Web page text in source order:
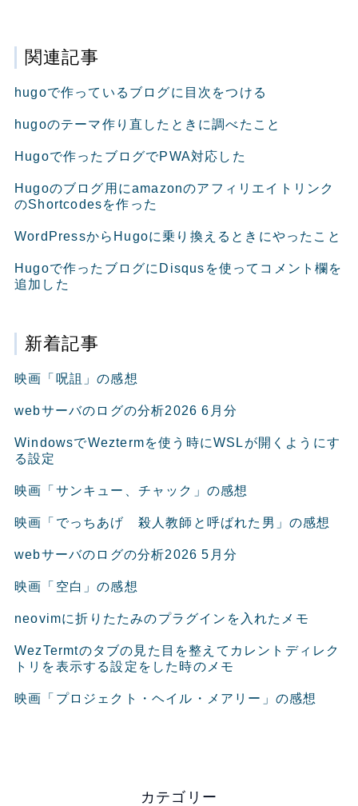
関連記事
hugoで作っているブログに目次をつける
hugoのテーマ作り直したときに調べたこと
Hugoで作ったブログでPWA対応した
Hugoのブログ用にamazonのアフィリエイトリンク
のShortcodesを作った
WordPressからHugoに乗り換えるときにやったこと
Hugoで作ったブログにDisqusを使ってコメント欄を
追加した
新着記事
映画「呪詛」の感想
webサーバのログの分析2026 6月分
WindowsでWeztermを使う時にWSLが開くようにす
る設定
映画「サンキュー、チャック」の感想
映画「でっちあげ 殺人教師と呼ばれた男」の感想
webサーバのログの分析2026 5月分
映画「空白」の感想
neovimに折りたたみのプラグインを入れたメモ
WezTermtのタブの見た目を整えてカレントディレク
トリを表示する設定をした時のメモ
映画「プロジェクト・ヘイル・メアリー」の感想
カテゴリー